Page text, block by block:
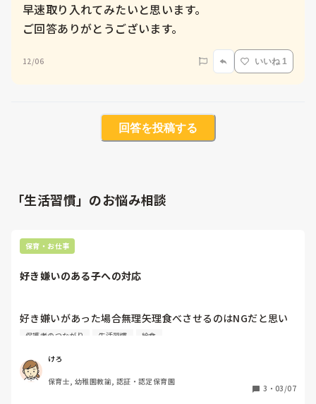
早速取り入れてみたいと思います。
ご回答ありがとうございます。
12/06 いいね 1
回答を投稿する
「生活習慣」のお悩み相談
保育・お仕事
好き嫌いのある子への対応
好き嫌いがあった場合無理矢理食べさせるのはNGだと思い
ます。
ただ保護者から好き嫌いをなくしたくて家で無理にでもやっ
てるのに、保育園だと残してOKなんですか！？と言われて
しまいました。
保護者のつながり 生活習慣 給食
けろ
保育士, 幼稚園教諭, 認証・認定保育園
3 ・ 03/07